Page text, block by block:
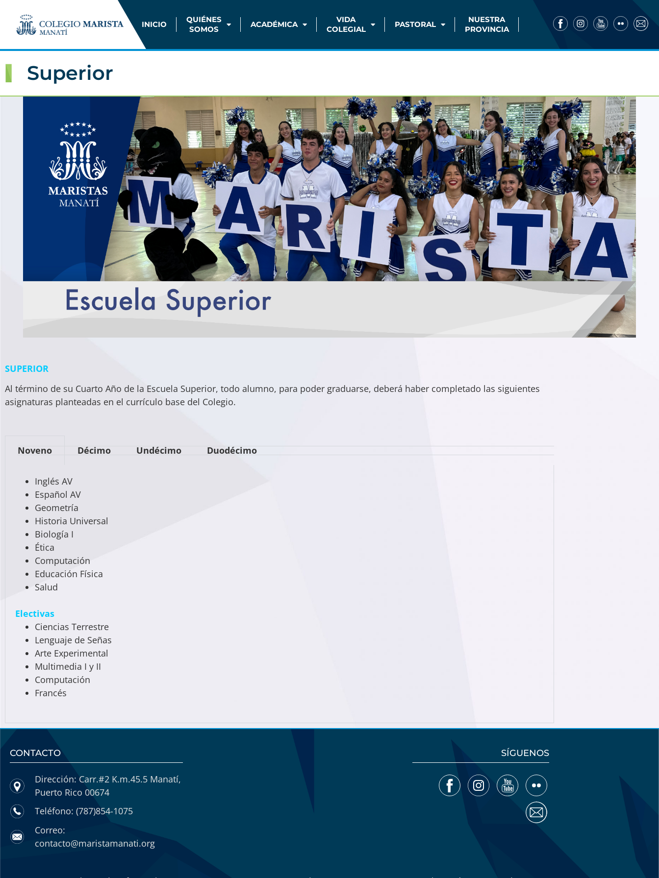
INICIO
QUIÉNES
SOMOS
ACADÉMICA
VIDA
COLEGIAL
PASTORAL
NUESTRA
PROVINCIA
Superior
SUPERIOR
Al término de su Cuarto Año de la Escuela Superior, todo alumno, para poder graduarse, deberá haber completado las siguientes
asignaturas planteadas en el currículo base del Colegio.
Noveno Décimo Undécimo Duodécimo
Inglés AV
Español AV
Geometría
Historia Universal
Biología I
Ética
Computación
Educación Física
Salud
Electivas
Ciencias Terrestre
Lenguaje de Señas
Arte Experimental
Multimedia I y II
Computación
Francés
CONTACTO
Dirección: Carr.#2 K.m.45.5 Manatí,
Puerto Rico 00674
Teléfono: (787)854-1075
Correo:
contacto@maristamanati.org
SÍGUENOS